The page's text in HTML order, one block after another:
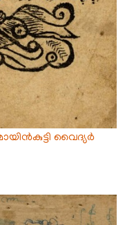
വൈദ്യർ